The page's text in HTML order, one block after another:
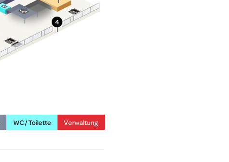
WC / Toilette Verwaltung